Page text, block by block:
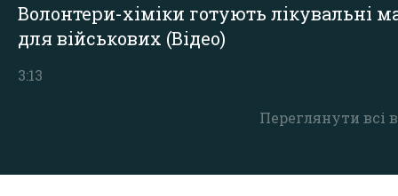
Переглянути всі
Волонтери-хіміки готують лікувальні
для військових (Відео)
3:13